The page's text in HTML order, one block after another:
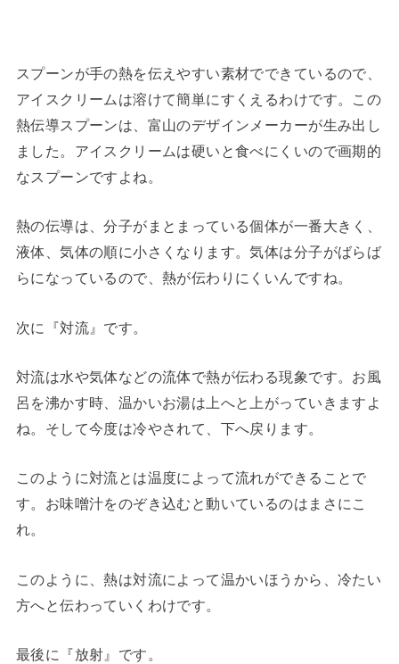
スプーンが手の熱を伝えやすい素材でできているので、
アイスクリームは溶けて簡単にすくえるわけです。この
熱伝導スプーンは、富山のデザインメーカーが生み出し
ました。アイスクリームは硬いと食べにくいので画期的
なスプーンですよね。
熱の伝導は、分子がまとまっている個体が一番大きく、
液体、気体の順に小さくなります。気体は分子がばらば
らになっているので、熱が伝わりにくいんですね。
次に『対流』です。
対流は水や気体などの流体で熱が伝わる現象です。お風
呂を沸かす時、温かいお湯は上へと上がっていきますよ
ね。そして今度は冷やされて、下へ戻ります。
このように対流とは温度によって流れができることで
す。お味噌汁をのぞき込むと動いているのはまさにこ
れ。
このように、熱は対流によって温かいほうから、冷たい
方へと伝わっていくわけです。
最後に『放射』です。